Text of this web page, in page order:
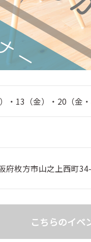
・13（金）・20（金・
府枚方市山之上西町
こちらのイベ